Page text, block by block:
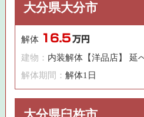
大分県大分市
解体 16.5 万円
建物： 内装解体【洋品店】 延
解体期間：解体1日